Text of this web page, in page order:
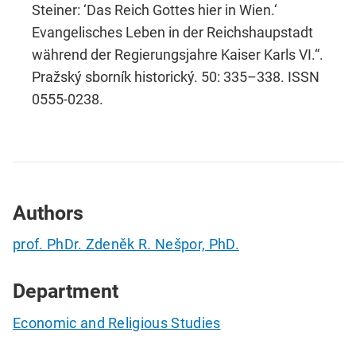
Steiner: ‘Das Reich Gottes hier in Wien.‘
Evangelisches Leben in der Reichshaupstadt
während der Regierungsjahre Kaiser Karls VI.“.
Pražský sborník historický. 50: 335–338. ISSN
0555-0238.
Authors
prof. PhDr. Zdeněk R. Nešpor, PhD.
Department
Economic and Religious Studies